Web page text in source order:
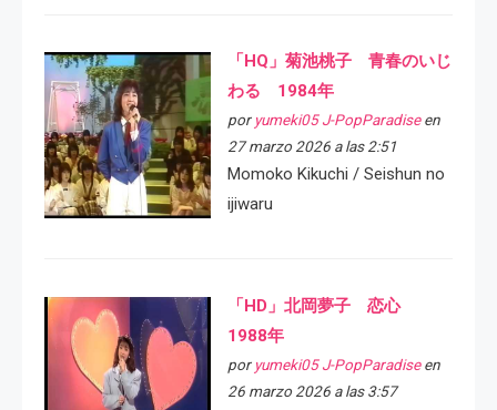
「HQ」菊池桃子 青春のいじ
わる 1984年
por yumeki05 J-PopParadiseen
27 marzo 2026 a las 2:51
Momoko Kikuchi / Seishun no
ijiwaru
「HD」北岡夢子 恋心
1988年
por yumeki05 J-PopParadiseen
26 marzo 2026 a las 3:57